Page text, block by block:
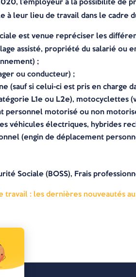
leur lieu de travail dans le cadre
est venue repréciser les
assisté, propriété du salarié ou
;
ou conducteur) ;
(sauf si celui-ci est pris en charge
L1e ou L2e),
personnel motorisé ou non
véhicules électriques, hybrides
(engin de déplacement
Sociale (BOSS), Frais
: les dernières nouveautés